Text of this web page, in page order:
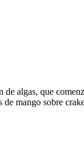
de algas, que
mango sobre